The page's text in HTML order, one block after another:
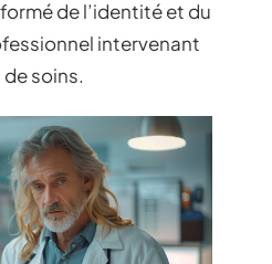
de l’identité et du
intervenant
soins.